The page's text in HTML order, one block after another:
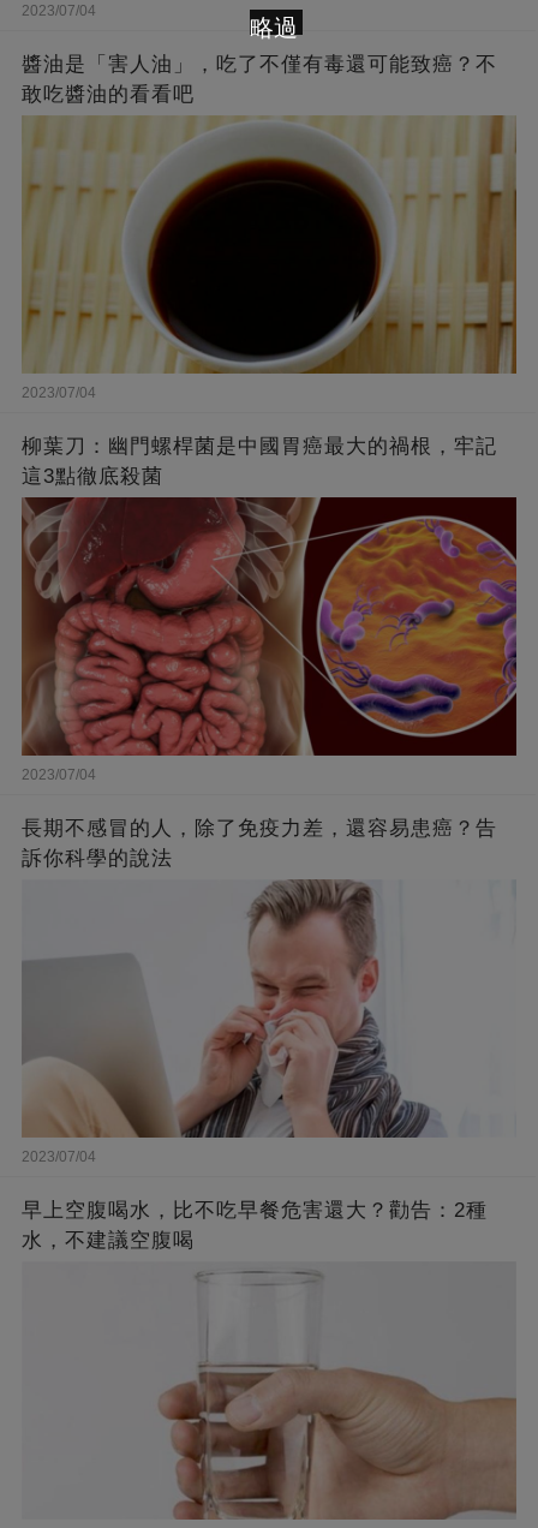
2023/07/04
醬油是「害人油」，吃了不僅有毒還可能致癌？不
敢吃醬油的看看吧
2023/07/04
柳葉刀：幽門螺桿菌是中國胃癌最大的禍根，牢記
這3點徹底殺菌
2023/07/04
長期不感冒的人，除了免疫力差，還容易患癌？告
訴你科學的說法
2023/07/04
早上空腹喝水，比不吃早餐危害還大？勸告：2種
水，不建議空腹喝
略過